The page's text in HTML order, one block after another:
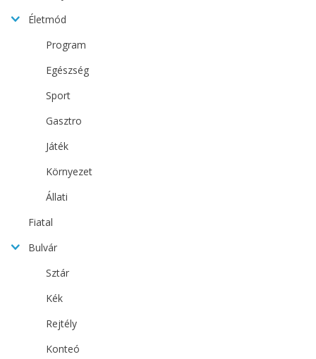
Életmód
Program
Egészség
Sport
Gasztro
Játék
Környezet
Állati
Fiatal
Bulvár
Sztár
Kék
Rejtély
Konteó